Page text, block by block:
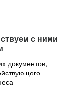
с ними
документов,